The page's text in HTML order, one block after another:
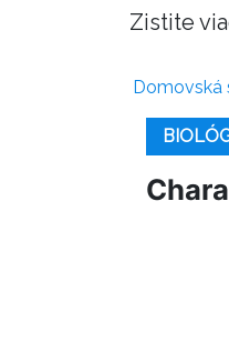
Zistite
Domovská